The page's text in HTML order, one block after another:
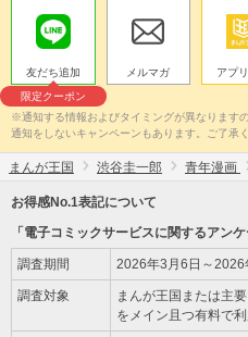
友だち追加
限定クーポン
メルマガ アプ
※通知する情報およびタイミングが異なります
通知をしないキャンペーンもあります。ご了承く
まんが王国 渋谷圭一郎 青年漫画
お得感No.1表記について
「電子コミックサービスに関するアンケ
調査期間 2026年3月6日～2026
調査対象
まんが王国または主
をメイン且つ有料で